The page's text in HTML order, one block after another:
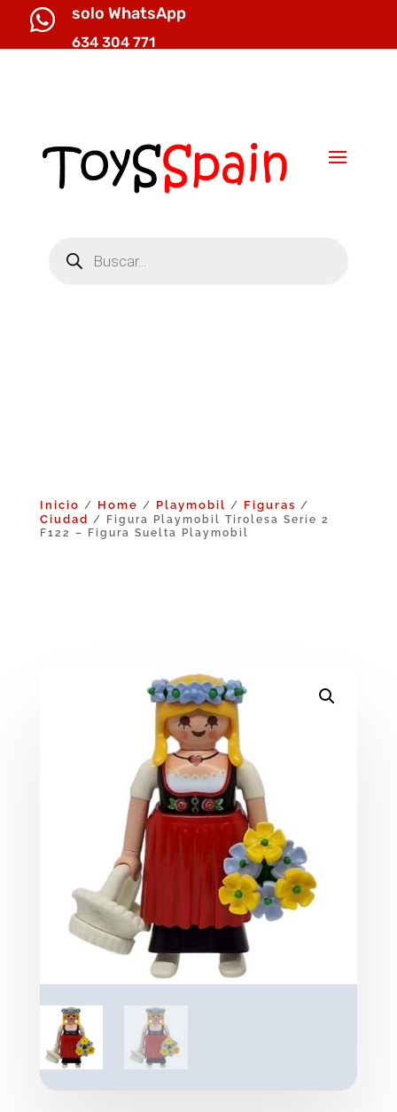
 solo WhatsApp
634 304 771
productos
Inicio / Home / Playmobil / Figuras /
Ciudad / Figura Playmobil Tirolesa Serie 2
F122 – Figura Suelta Playmobil